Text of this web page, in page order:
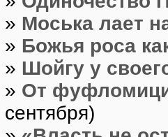
» Моська лает
» Божья роса
» Шойгу у
» От
сентября)